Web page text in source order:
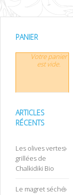
PANIER
Votre panier
est vide.
ARTICLES
RÉCENTS
Les olives vertes
grillées de
Chalkidiki Bio
Le magret séché